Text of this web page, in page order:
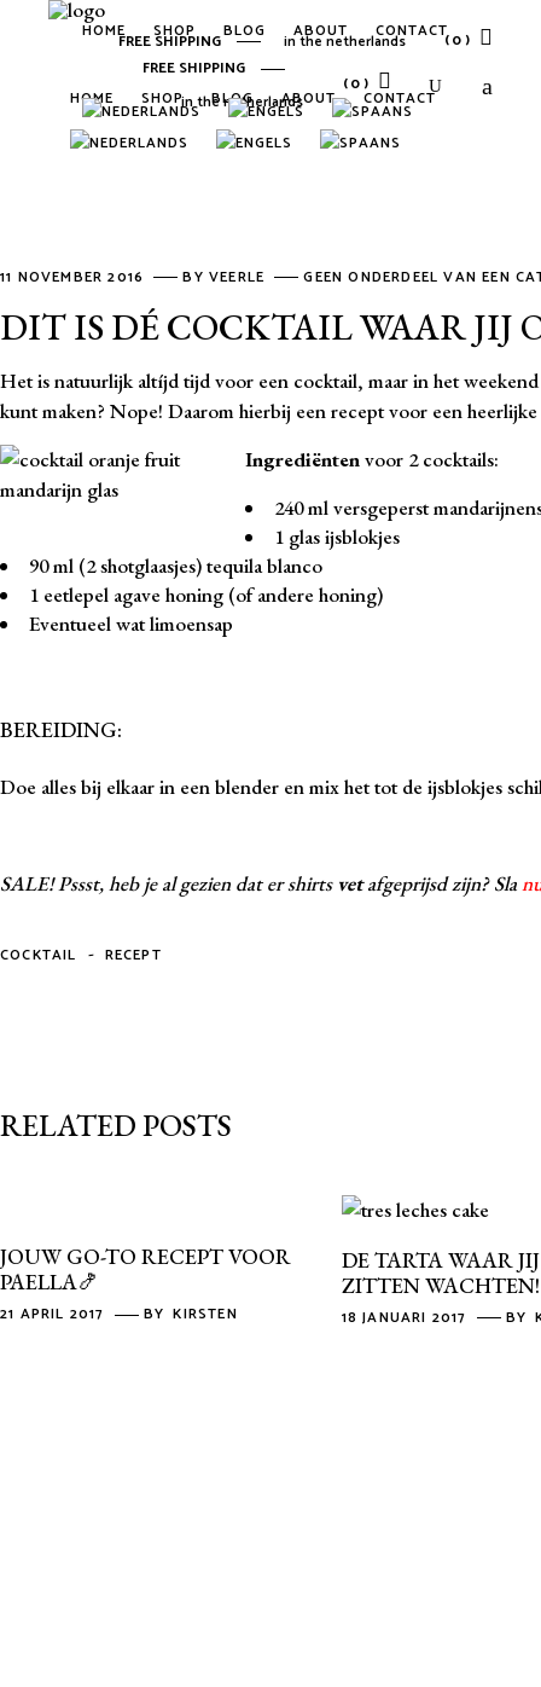
HOME SHOP BLOG ABOUT CONTACT
FREE SHIPPING
in the netherlands
(0)
HOME SHOP BLOG ABOUT CONTACT
FREE SHIPPING in the netherlands (0)
No products in the cart.
11 NOVEMBER 2016 BYVEERLE GEEN ONDERDEEL VAN EEN
DIT IS DÉ COCKTAIL WAAR JIJ
Het is natuurlijk altíjd tijd voor een cocktail, maar in het
kunt maken? Nope! Daarom hierbij een recept voor een
Ingrediëntenvoor 2 cocktails:
240 ml versgeperst
1 glas ijsblokjes
90 ml (2 shotglaasjes) tequila blanco
1 eetlepel agave honing (of andere honing)
Eventueel wat limoensap
BEREIDING:
Doe alles bij elkaar in een blender en mix het tot de ijsblokjes
SALE! Pssst, heb je al gezien dat er shirts vetafgeprijsd zijn? Sla
COCKTAIL - RECEPT
RELATED POSTS
JOUW GO-TO RECEPT VOOR
PAELLA🍤
21 APRIL 2017 BY KIRSTEN
DE TARTA WAAR
ZITTEN WACHTEN!
18 JANUARI 2017 BY